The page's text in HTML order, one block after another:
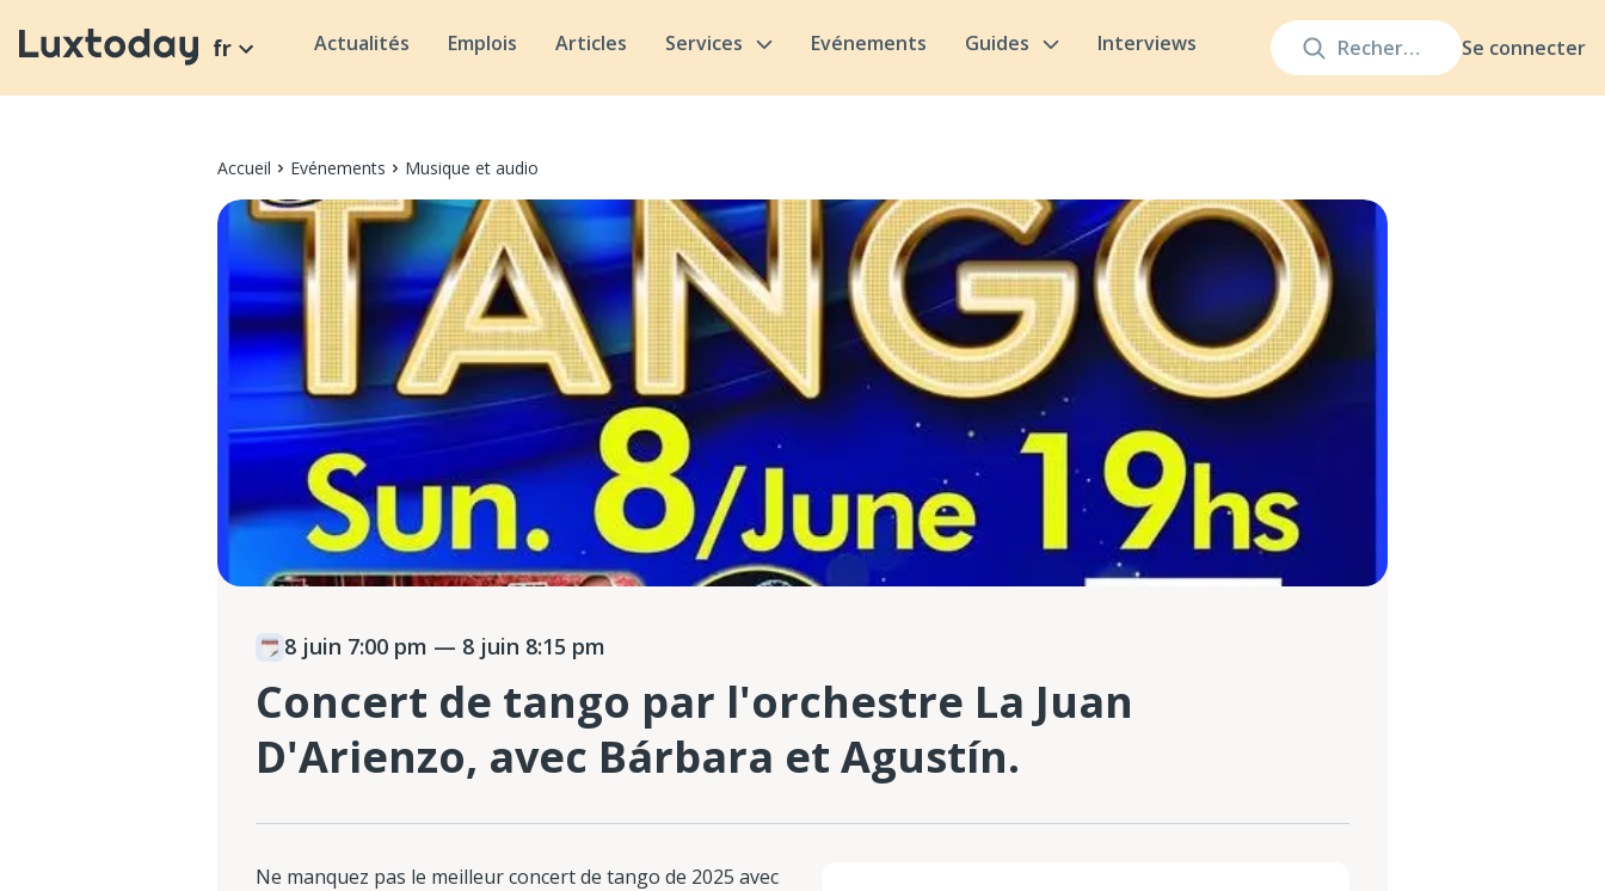
Se connecter
fr Actualités Emplois Articles Services Evénements Guides Interviews
Accueil Evénements Musique et audio
8 juin 7:00 pm — 8 juin 8:15 pm
Concert de tango par l'orchestre La Juan
D'Arienzo, avec Bárbara et Agustín.
Ne manquez pas le meilleur concert de tango de 2025 avec